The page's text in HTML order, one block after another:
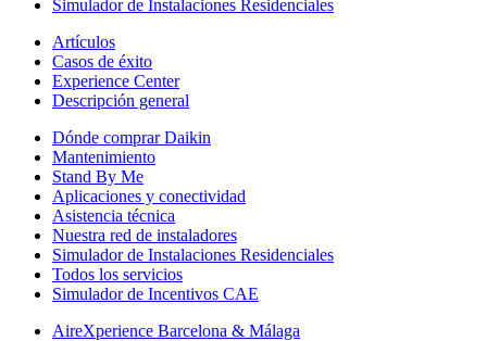
Simulador de Instalaciones Residenciales
Artículos
Casos de éxito
Experience Center
Descripción general
Dónde comprar Daikin
Mantenimiento
Stand By Me
Aplicaciones y conectividad
Asistencia técnica
Nuestra red de instaladores
Simulador de Instalaciones Residenciales
Todos los servicios
Simulador de Incentivos CAE
AireXperience Barcelona & Málaga